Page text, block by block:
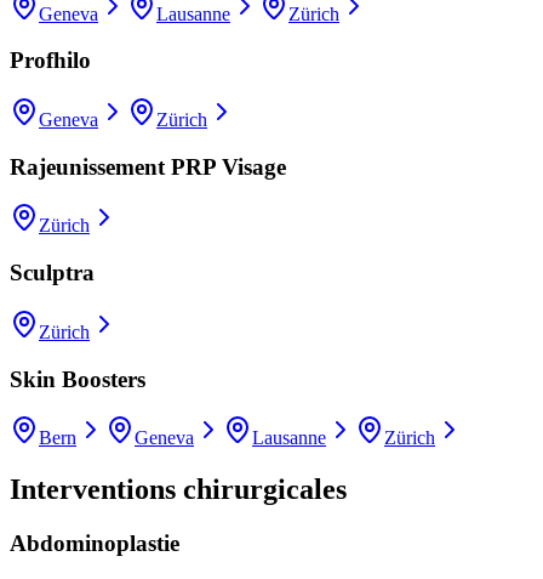
Geneva Lausanne Zürich
Profhilo
Geneva Zürich
Rajeunissement PRP Visage
Zürich
Sculptra
Zürich
Skin Boosters
Bern Geneva Lausanne Zürich
Interventions chirurgicales
Abdominoplastie